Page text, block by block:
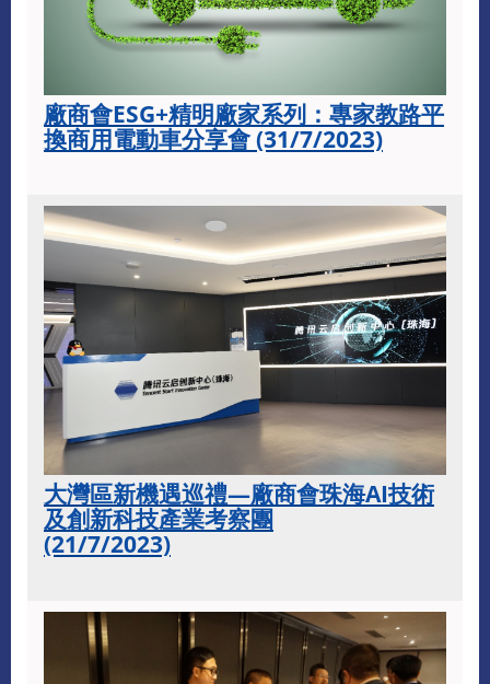
廠商會ESG+精明廠家系列：專家教路平
換商用電動車分享會 (31/7/2023)
大灣區新機遇巡禮—廠商會珠海AI技術
及創新科技產業考察團
(21/7/2023)